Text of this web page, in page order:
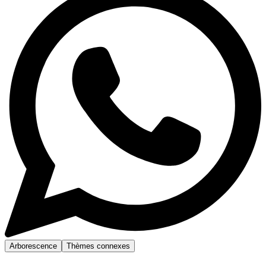
Arborescence Thèmes connexes